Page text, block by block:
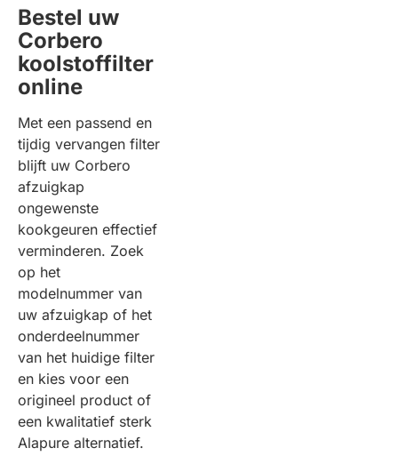
Bestel uw
Corbero
koolstoffilter
online
Met een passend en
tijdig vervangen filter
blijft uw Corbero
afzuigkap
ongewenste
kookgeuren effectief
verminderen. Zoek
op het
modelnummer van
uw afzuigkap of het
onderdeelnummer
van het huidige filter
en kies voor een
origineel product of
een kwalitatief sterk
Alapure alternatief.